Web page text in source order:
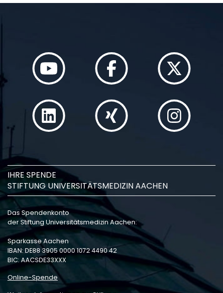
IHRE SPENDE
STIFTUNG UNIVERSITÄTSMEDIZIN AACHEN
Das Spendenkonto
der Stiftung Universitätsmedizin Aachen:
Sparkasse Aachen
IBAN: DE88 3905 0000 1072 4490 42
BIC: AACSDE33XXX
Online-Spende